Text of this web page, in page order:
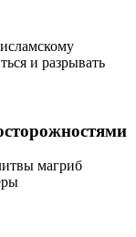
и разрывать
магриб